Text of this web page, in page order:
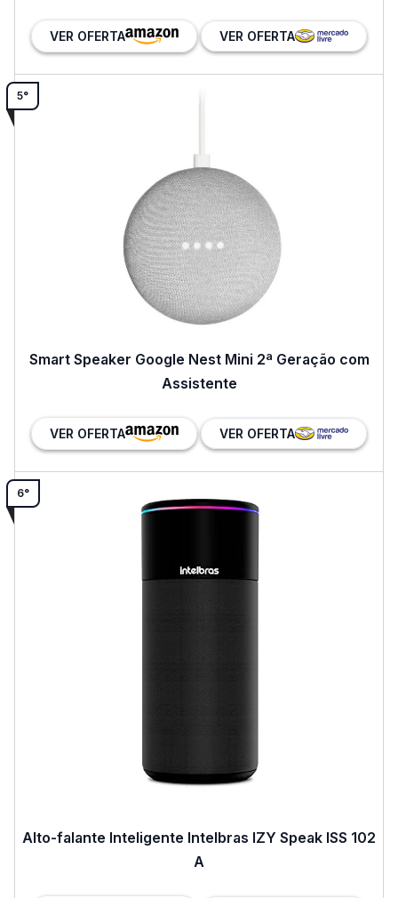
VER OFERTA VER OFERTA
5°
Smart Speaker Google Nest Mini 2ª Geração com
Assistente
VER OFERTA VER OFERTA
6°
Alto-falante Inteligente Intelbras IZY Speak ISS 102
A